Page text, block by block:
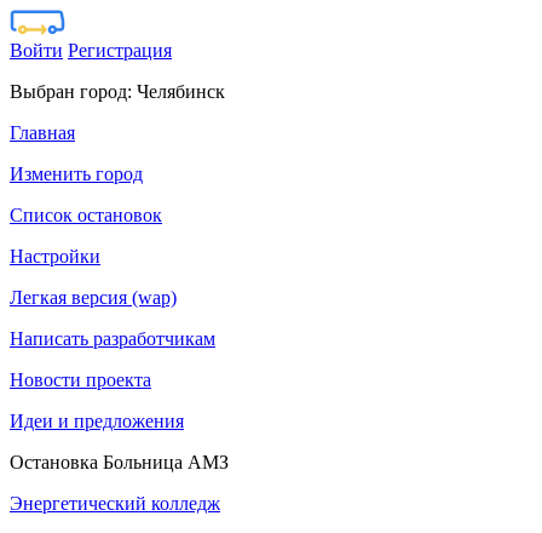
Войти Регистрация
Выбран город: Челябинск
Главная
Изменить город
Список остановок
Настройки
Легкая версия (wap)
Написать разработчикам
Новости проекта
Идеи и предложения
Остановка Больница АМЗ
Энергетический колледж